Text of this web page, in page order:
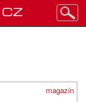
magazín